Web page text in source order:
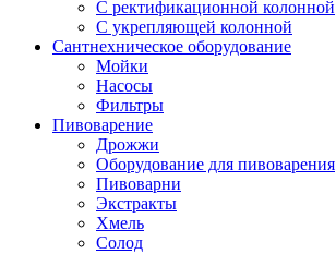
С ректификационной колонной
С укрепляющей колонной
Сантнехническое оборудование
Мойки
Насосы
Фильтры
Пивоварение
Дрожжи
Оборудование для пивоварения
Пивоварни
Экстракты
Хмель
Солод